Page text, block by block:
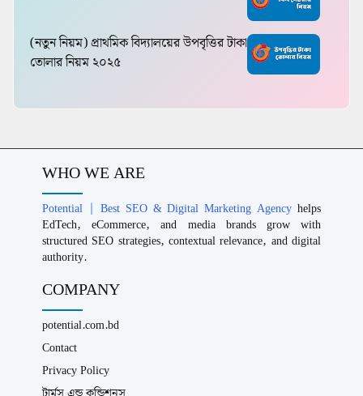
(নতুন নিয়ম) প্রাথমিক বিদ্যালয়ের উপবৃত্তির টাকা
তোলার নিয়ম ২০২৫
WHO WE ARE
Potential | Best SEO & Digital Marketing Agency helps
EdTech, eCommerce, and media brands grow with
structured SEO strategies, contextual relevance, and digital
authority.
COMPANY
potential.com.bd
Contact
Privacy Policy